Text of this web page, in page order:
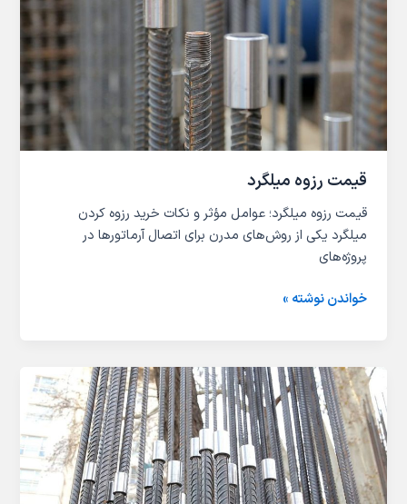
قیمت رزوه میلگرد
قیمت رزوه میلگرد؛ عوامل مؤثر و نکات خرید رزوه کردن
میلگرد یکی از روش‌های مدرن برای اتصال آرماتورها در
پروژه‌های
خواندن نوشته »
خرید
کوپلر
میلگرد